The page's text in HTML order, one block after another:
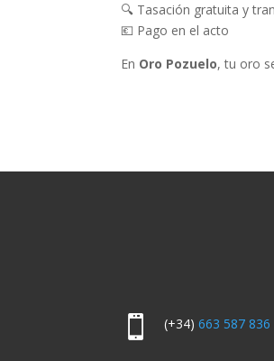
🔍 Tasación gratuita y
💶 Pago en el acto
En Oro Pozuelo, tu oro
 (+34) 663 587 836